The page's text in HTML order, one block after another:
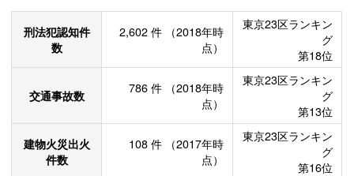
刑法犯認知件
数
2,602 件
（2018年時
点）
東京23区ランキン
グ
第18位
交通事故数 786 件
（2018年時
点）
東京23区ランキン
グ
第13位
建物火災出火
件数
108 件
（2017年時
点）
東京23区ランキン
グ
第16位